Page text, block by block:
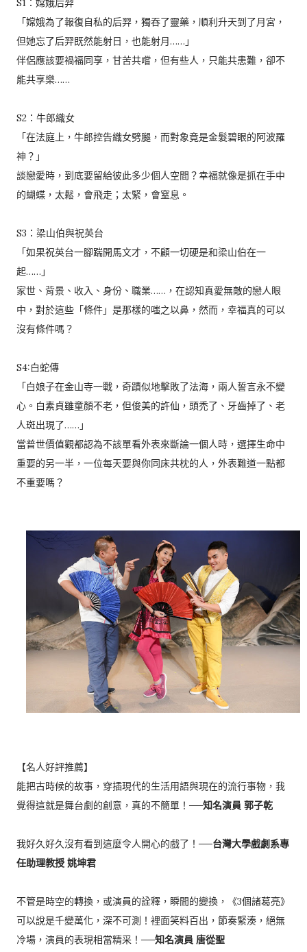
S1：嫦娥后羿
「嫦娥為了報復自私的后羿，獨吞了靈藥，順利升天到了月宮，
但她忘了后羿既然能射日，也能射月……」
伴侶應該要禍福同享，甘苦共嚐，但有些人，只能共患難，卻不
能共享樂……
S2：牛郎織女
「在法庭上，牛郎控告織女劈腿，而對象竟是金髮碧眼的阿波羅
神？」
談戀愛時，到底要留給彼此多少個人空間？幸福就像是抓在手中
的蝴蝶，太鬆，會飛走；太緊，會窒息。
S3：梁山伯與祝英台
「如果祝英台一腳踹開馬文才，不顧一切硬是和梁山伯在一
起……」
家世、背景、收入、身份、職業……，在認知真愛無敵的戀人眼
中，對於這些「條件」是那樣的嗤之以鼻，然而，幸福真的可以
沒有條件嗎？
S4:白蛇傳
「白娘子在金山寺一戰，奇蹟似地擊敗了法海，兩人誓言永不變
心。白素貞雖童顏不老，但俊美的許仙，頭禿了、牙齒掉了、老
人斑出現了……」
當普世價值觀都認為不該單看外表來斷論一個人時，選擇生命中
重要的另一半，一位每天要與你同床共枕的人，外表難道一點都
不重要嗎？
【名人好評推薦】
能把古時候的故事，穿插現代的生活用語與現在的流行事物，我
覺得這就是舞台劇的創意，真的不簡單！──知名演員 郭子乾
我好久好久沒有看到這麼令人開心的戲了！──台灣大學戲劇系專
任助理教授 姚坤君
不管是時空的轉換，或演員的詮釋，瞬間的變換，《3個諸葛亮》
可以說是千變萬化，深不可測！裡面笑料百出，節奏緊湊，絕無
冷場，演員的表現相當精采！──知名演員 唐從聖